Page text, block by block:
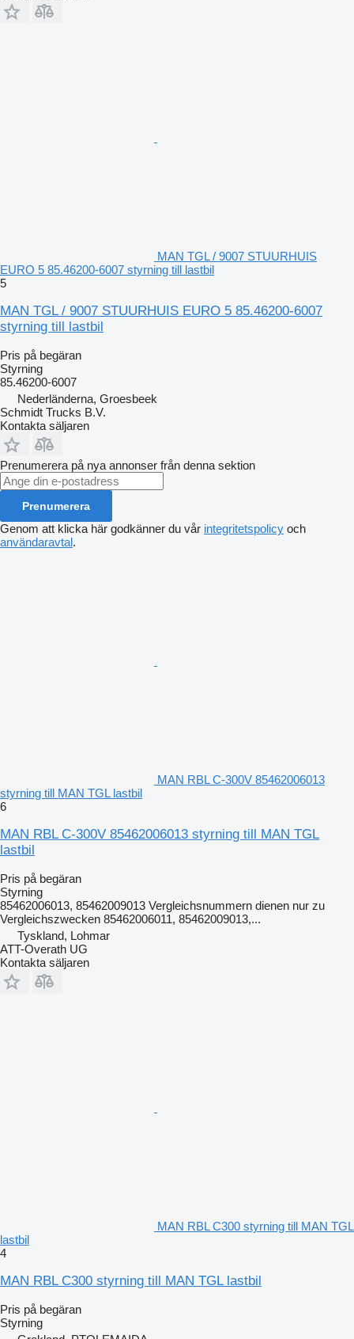
MAN TGL / 9007 STUURHUIS
EURO 5 85.46200-6007 styrning till lastbil
5
MAN TGL / 9007 STUURHUIS EURO 5 85.46200-6007
styrning till lastbil
Pris på begäran
Styrning
85.46200-6007
Nederländerna, Groesbeek
Schmidt Trucks B.V.
Kontakta säljaren
Prenumerera på nya annonser från denna sektion
Prenumerera
Genom att klicka här godkänner du vår integritetspolicy och
användaravtal.
MAN RBL C-300V 85462006013
styrning till MAN TGL lastbil
6
MAN RBL C-300V 85462006013 styrning till MAN TGL
lastbil
Pris på begäran
Styrning
85462006013, 85462009013 Vergleichsnummern dienen nur zu
Vergleichszwecken 85462006011, 85462009013,...
Tyskland, Lohmar
ATT-Overath UG
Kontakta säljaren
MAN RBL C300 styrning till MAN TGL
lastbil
4
MAN RBL C300 styrning till MAN TGL lastbil
Pris på begäran
Styrning